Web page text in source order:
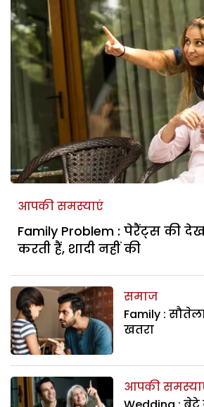
आपकी समस्याएं
Family Problem : पेरैंट्स की
करती हैं, शादी नहीं की
समाज
Family :
खतरा
आपकी